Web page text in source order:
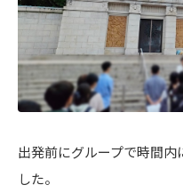
出発前にグループで時間
した。